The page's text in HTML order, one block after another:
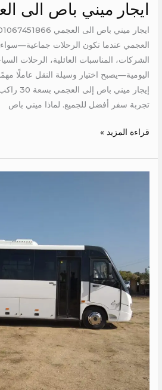
ايجار ميني باص الى
العجمي عندما تكون الرحلات
الشركات، المناسبات العائلية، الرحلات
اليومية—يصبح اختيار وسيلة النقل عاملًا
إيجار
تجربة سفر أفضل للجميع. لماذا ميني باص
قراءة المزيد »